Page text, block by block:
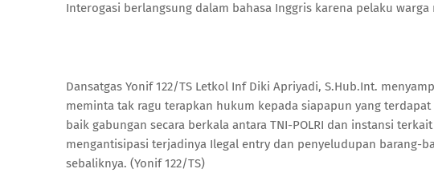
Interogasi berlangsung dalam bahasa Inggris karena pelaku
Dansatgas Yonif 122/TS Letkol Inf Diki Apriyadi, S.Hub.Int.
meminta tak ragu terapkan hukum kepada siapapun yang
baik gabungan secara berkala antara TNI-POLRI dan instansi
mengantisipasi terjadinya Ilegal entry dan penyeludupan barang-
sebaliknya. (Yonif 122/TS)